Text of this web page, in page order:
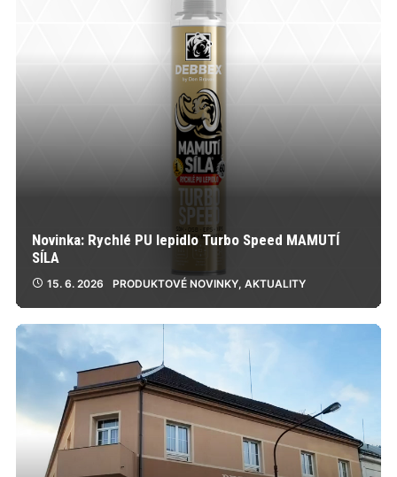
Novinka: Rychlé PU lepidlo Turbo Speed MAMUTÍ
SÍLA
15. 6. 2026 PRODUKTOVÉ NOVINKY, AKTUALITY